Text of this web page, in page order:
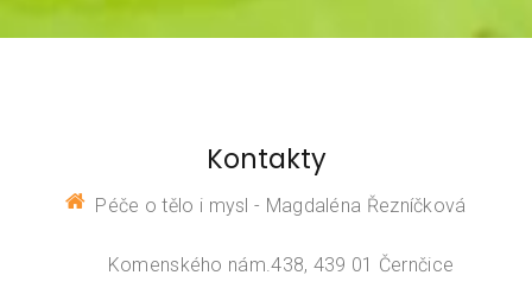
Kontakty
Péče o tělo i mysl - Magdaléna Řezníčková
Komenského nám.438, 439 01 Černčice